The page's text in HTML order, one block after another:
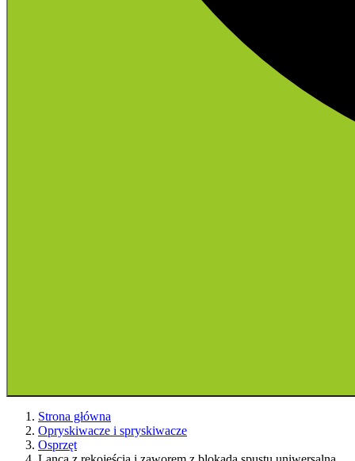
Strona główna
Opryskiwacze i spryskiwacze
Osprzęt